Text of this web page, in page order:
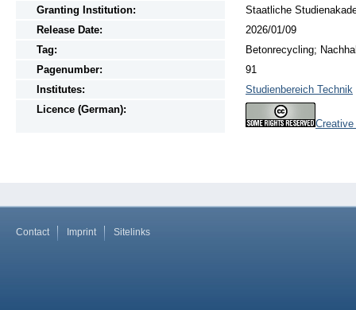
Granting Institution:
Staatliche
Release Date:
2026/01/09
Tag:
Betonrecycling;
Pagenumber:
91
Institutes:
Studienbereich Technik
Licence (German):
Contact Imprint Sitelinks